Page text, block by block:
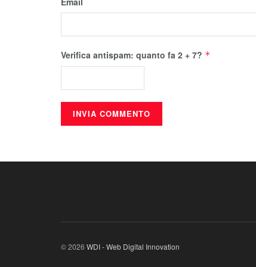
Verifica antispam: quanto fa 2 + 7? *
© 2026 WDI - Web Digital Innovation